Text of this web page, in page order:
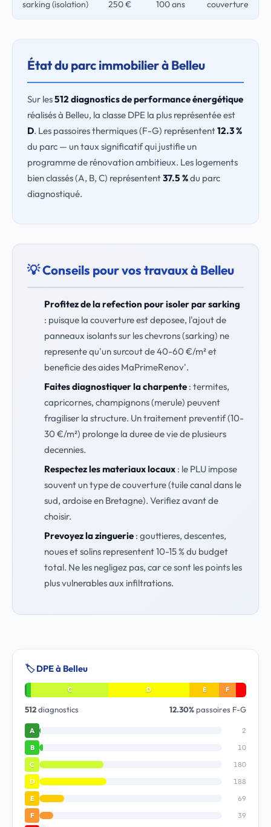
sarking (isolation) 250 € 100 ans couverture
État du parc immobilier à Belleu
Sur les512 diagnostics de performance énergétique
réalisés à Belleu, la classe DPE la plus représentée est
D. Les passoires thermiques (F-G) représentent12.3 %
du parc — un taux significatif qui justifie un
programme de rénovation ambitieux. Les logements
bien classés (A, B, C) représentent37.5 %du parc
diagnostiqué.
💡 Conseils pour vos travaux à Belleu
Profitez de la refection pour isoler par sarking
: puisque la couverture est deposee, l'ajout de
panneaux isolants sur les chevrons (sarking) ne
represente qu'un surcout de 40-60 €/m² et
beneficie des aides MaPrimeRenov'.
Faites diagnostiquer la charpente: termites,
capricornes, champignons (merule) peuvent
fragiliser la structure. Un traitement preventif (10-
30 €/m²) prolonge la duree de vie de plusieurs
decennies.
Respectez les materiaux locaux: le PLU impose
souvent un type de couverture (tuile canal dans le
sud, ardoise en Bretagne). Verifiez avant de
choisir.
Prevoyez la zinguerie: gouttieres, descentes,
noues et solins representent 10-15 % du budget
total. Ne les negligez pas, car ce sont les points les
plus vulnerables aux infiltrations.
🏷️ DPE à Belleu
C D E F
512diagnostics 12.30%passoires F-G
A 2
B 10
C 180
D 188
E 69
F 39